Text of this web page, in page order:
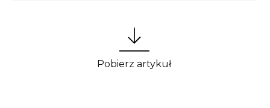
Pobierz artykuł